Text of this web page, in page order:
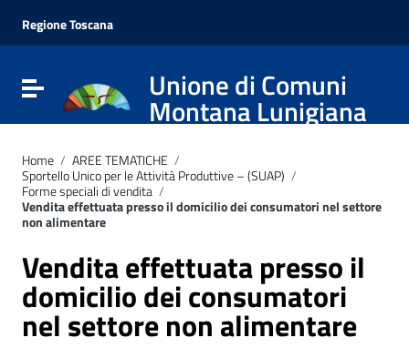
Vai al menu di navigazione
Vai al footer
Regione Toscana
Attiva / disattiva la navigazioneUnione di Comuni
Montana Lunigiana
Home / AREE TEMATICHE /
Sportello Unico per le Attività Produttive – (SUAP) /
Forme speciali di vendita /
Vendita effettuata presso il domicilio dei consumatori nel settore
non alimentare
Vendita effettuata presso il
domicilio dei consumatori
nel settore non alimentare